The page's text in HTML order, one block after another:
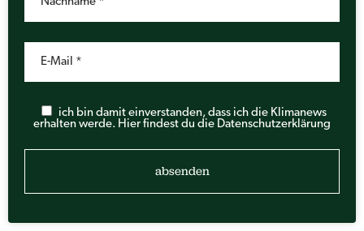
ich bin damit einverstanden, dass ich die Klimanews
erhalten werde. Hier findest du die Datenschutzerklärung